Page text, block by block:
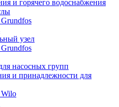
и горячего водоснабжения
узел
насосных групп
и принадлежности для
Wilo